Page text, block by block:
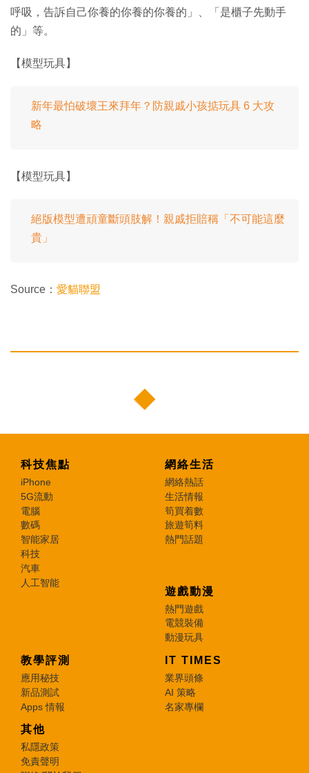
呼吸，告訴自己你養的你養的你養的」、「是櫃子先動手
的」等。
【模型玩具】
新年最怕破壞王來拜年？防親戚小孩掂玩具 6 大攻
略
【模型玩具】
絕版模型遭頑童斷頭肢解！親戚拒賠稱「不可能這麼
貴」
Source： 愛貓聯盟
科技焦點
iPhone
5G流動
電腦
數碼
智能家居
科技
汽車
人工智能
網絡生活
網絡熱話
生活情報
筍買着數
旅遊筍料
熱門話題
遊戲動漫
熱門遊戲
電競裝備
動漫玩具
教學評測
應用秘技
新品測試
Apps 情報
IT TIMES
業界頭條
AI 策略
名家專欄
其他
私隱政策
免責聲明